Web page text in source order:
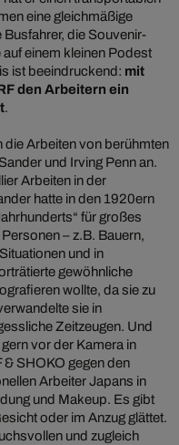
eine gleichmäßige
die Souvenir-
einem kleinen Podest
ist beeindruckend: mit
den Arbeitern ein
.
die Arbeiten von berühmten
und Irving Penn an.
Arbeiten in der
hatte in den 1920ern
für großes
– z.B. Bauern,
und in
gewöhnliche
wollte, da sie zu
sie in
Zeitzeugen. Und
vor der Kamera in
SHOKO gegen den
Arbeiter Japans in
und Makeup. Es gibt
oder im Anzug glättet.
und zugleich